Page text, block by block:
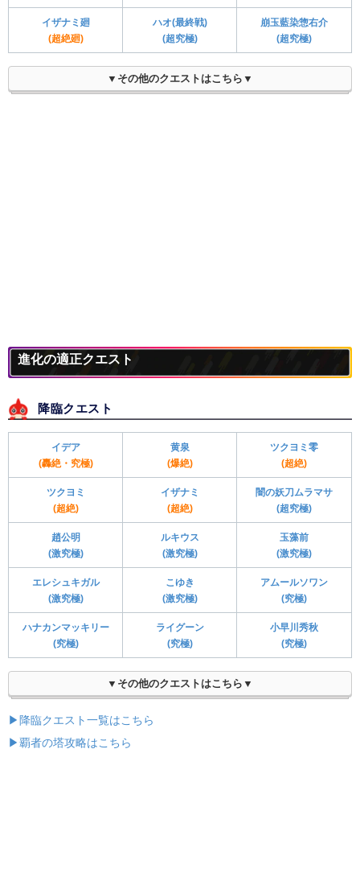
イザナミ廻
(超絶廻)
ハオ(最終戦)
(超究極)
崩玉藍染惣右介
(超究極)
▼その他のクエストはこちら▼
進化の適正クエスト
降臨クエスト
イデア
(轟絶・究極)
黄泉
(爆絶)
ツクヨミ零
(超絶)
ツクヨミ
(超絶)
イザナミ
(超絶)
闇の妖刀ムラマサ
(超究極)
趙公明
(激究極)
ルキウス
(激究極)
玉藻前
(激究極)
エレシュキガル
(激究極)
こゆき
(激究極)
アムールソワン
(究極)
ハナカンマッキリー
(究極)
ライグーン
(究極)
小早川秀秋
(究極)
▼その他のクエストはこちら▼
▶降臨クエスト一覧はこちら
▶覇者の塔攻略はこちら